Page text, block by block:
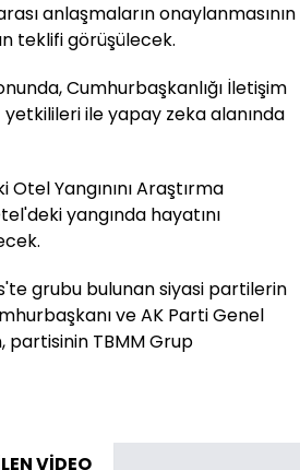
anlaşmaların onaylanmasının
teklifi görüşülecek.
Cumhurbaşkanlığı İletişim
yetkilileri ile yapay zeka alanında
Yangınını Araştırma
yangında hayatını
grubu bulunan siyasi partilerin
ve AK Parti Genel
partisinin TBMM Grup
VİDEO